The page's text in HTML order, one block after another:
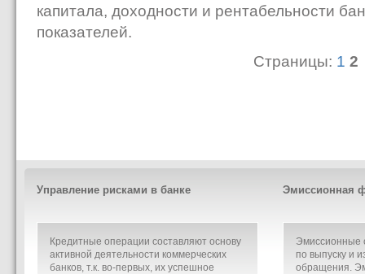
капитала, доходности и рентабельности
показателей.
Страницы: 1 2
Управление рисками в банке
Кредитные операции составляют основу
активной деятельности коммерческих
банков, т.к. во-первых, их успешное
Эмиссионная
Эмиссионные
по выпуску и
обращения.